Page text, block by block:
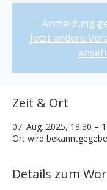
Anmeldung
Jetzt andere
Zeit & Ort
07. Aug. 2025, 18:30 –
Ort wird
Details zum